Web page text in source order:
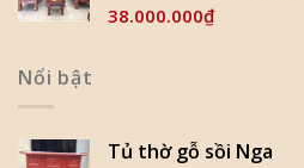
38.000.000₫
Nổi bật
Tủ thờ gỗ sồi Nga